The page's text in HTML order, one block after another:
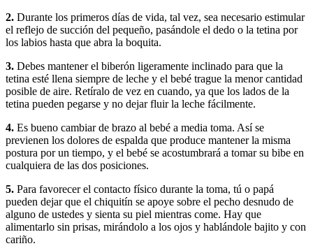
2. Durante los primeros días de vida, tal vez, sea necesario estimular
el reflejo de succión del pequeño, pasándole el dedo o la tetina por
los labios hasta que abra la boquita.
3. Debes mantener el biberón ligeramente inclinado para que la
tetina esté llena siempre de leche y el bebé trague la menor cantidad
posible de aire. Retíralo de vez en cuando, ya que los lados de la
tetina pueden pegarse y no dejar fluir la leche fácilmente.
4. Es bueno cambiar de brazo al bebé a media toma. Así se
previenen los dolores de espalda que produce mantener la misma
postura por un tiempo, y el bebé se acostumbrará a tomar su bibe en
cualquiera de las dos posiciones.
5. Para favorecer el contacto físico durante la toma, tú o papá
pueden dejar que el chiquitín se apoye sobre el pecho desnudo de
alguno de ustedes y sienta su piel mientras come. Hay que
alimentarlo sin prisas, mirándolo a los ojos y hablándole bajito y con
cariño.